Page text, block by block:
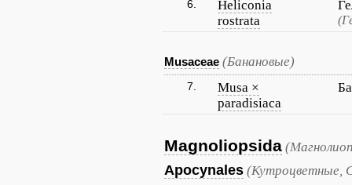
6.
Heliconia
rostrata
Musaceae (Банановые)
7.
Musa ×
paradisiaca
Magnoliopsida
Apocynales (Кутроцветные,